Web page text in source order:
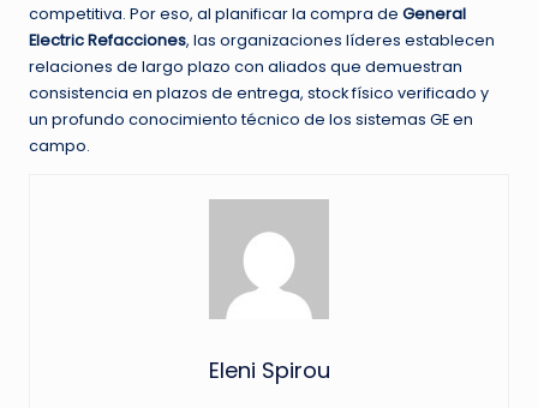
competitiva. Por eso, al planificar la compra de General
Electric Refacciones, las organizaciones líderes establecen
relaciones de largo plazo con aliados que demuestran
consistencia en plazos de entrega, stock físico verificado y
un profundo conocimiento técnico de los sistemas GE en
campo.
Eleni Spirou